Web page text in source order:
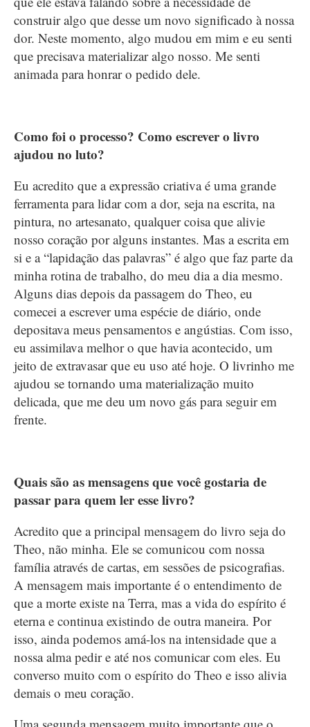
construir algo que desse um novo significado à nossa
dor. Neste momento, algo mudou em mim e eu senti
que precisava materializar algo nosso. Me senti
animada para honrar o pedido dele.
Como foi o processo? Como escrever o livro
ajudou no luto?
Eu acredito que a expressão criativa é uma grande
ferramenta para lidar com a dor, seja na escrita, na
pintura, no artesanato, qualquer coisa que alivie
nosso coração por alguns instantes. Mas a escrita em
si e a “lapidação das palavras” é algo que faz parte da
minha rotina de trabalho, do meu dia a dia mesmo.
Alguns dias depois da passagem do Theo, eu
comecei a escrever uma espécie de diário, onde
depositava meus pensamentos e angústias. Com isso,
eu assimilava melhor o que havia acontecido, um
jeito de extravasar que eu uso até hoje. O livrinho me
ajudou se tornando uma materialização muito
delicada, que me deu um novo gás para seguir em
frente.
Quais são as mensagens que você gostaria de
passar para quem ler esse livro?
Acredito que a principal mensagem do livro seja do
Theo, não minha. Ele se comunicou com nossa
família através de cartas, em sessões de psicografias.
A mensagem mais importante é o entendimento de
que a morte existe na Terra, mas a vida do espírito é
eterna e continua existindo de outra maneira. Por
isso, ainda podemos amá-los na intensidade que a
nossa alma pedir e até nos comunicar com eles. Eu
converso muito com o espírito do Theo e isso alivia
demais o meu coração.